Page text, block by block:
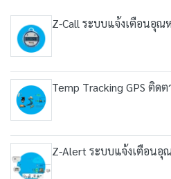
Z-Call ระบบแจ้งเตือนอุ
Temp Tracking GPS ติด
Z-Alert ระบบแจ้งเตือนอุ